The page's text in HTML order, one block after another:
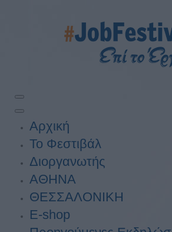
Αρχική
Το Φεστιβάλ
Διοργανωτής
ΑΘΗΝΑ
ΘΕΣΣΑΛΟΝΙΚΗ
E-shop